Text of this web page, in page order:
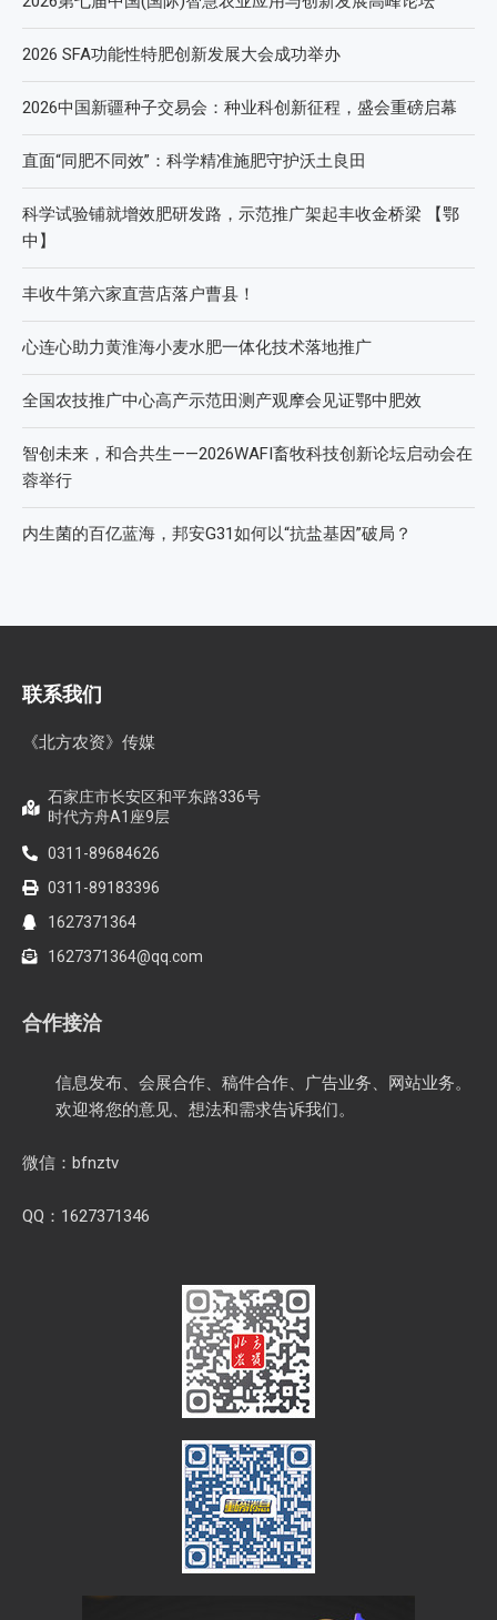
2026 SFA功能性特肥创新发展大会成功举办
2026中国新疆种子交易会：种业科创新征程，盛会重磅启幕
直面“同肥不同效”：科学精准施肥守护沃土良田
科学试验铺就增效肥研发路，示范推广架起丰收金桥梁 【鄂
中】
丰收牛第六家直营店落户曹县！
心连心助力黄淮海小麦水肥一体化技术落地推广
全国农技推广中心高产示范田测产观摩会见证鄂中肥效
智创未来，和合共生——2026WAFI畜牧科技创新论坛启动会在
蓉举行
内生菌的百亿蓝海，邦安G31如何以“抗盐基因”破局？
联系我们
《北方农资》传媒
石家庄市长安区和平东路336号
时代方舟A1座9层
0311-89684626
0311-89183396
1627371364
1627371364@qq.com
合作接洽
信息发布、会展合作、稿件合作、广告业务、网站业务。
欢迎将您的意见、想法和需求告诉我们。
微信：bfnztv
QQ：1627371346